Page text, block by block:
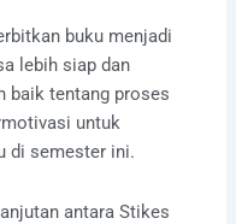
buku menjadi
lebih siap dan
baik tentang proses
untuk
di semester ini.
antara Stikes